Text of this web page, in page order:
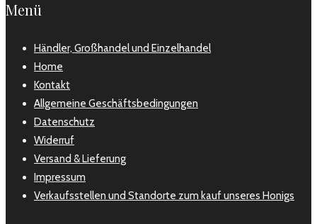
Menü
Händler, Großhandel und Einzelhandel
Home
Kontakt
Allgemeine Geschäftsbedingungen
Datenschutz
Widerruf
Versand & Lieferung
Impressum
Verkaufsstellen und Standorte zum kauf unseres Honigs